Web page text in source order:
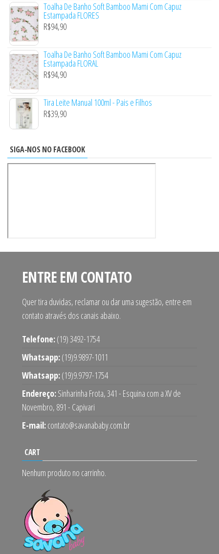
Toalha De Banho Soft Bamboo Mami Com Capuz
Estampada FLORES
R$94,90
Toalha De Banho Soft Bamboo Mami Com Capuz
Estampada FLORAL
R$94,90
Tira Leite Manual 100ml - Pais e Filhos
R$39,90
SIGA-NOS NO FACEBOOK
ENTRE EM CONTATO
Quer tira duvidas, reclamar ou dar uma sugestão, entre em
contato através dos canais abaixo.
Telefone:(19) 3492-1754
Whatsapp:(19)9.9897-1011
Whatsapp:(19)9.9797-1754
Endereço:Sinharinha Frota, 341 - Esquina com a XV de
Novembro, 891 - Capivari
E-mail:contato@savanababy.com.br
CART
Nenhum produto no carrinho.